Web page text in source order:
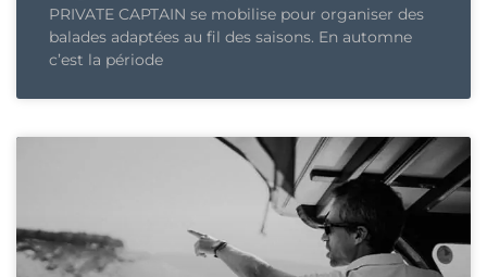
PRIVATE CAPTAIN se mobilise pour organiser des
balades adaptées au fil des saisons. En automne
c’est la période